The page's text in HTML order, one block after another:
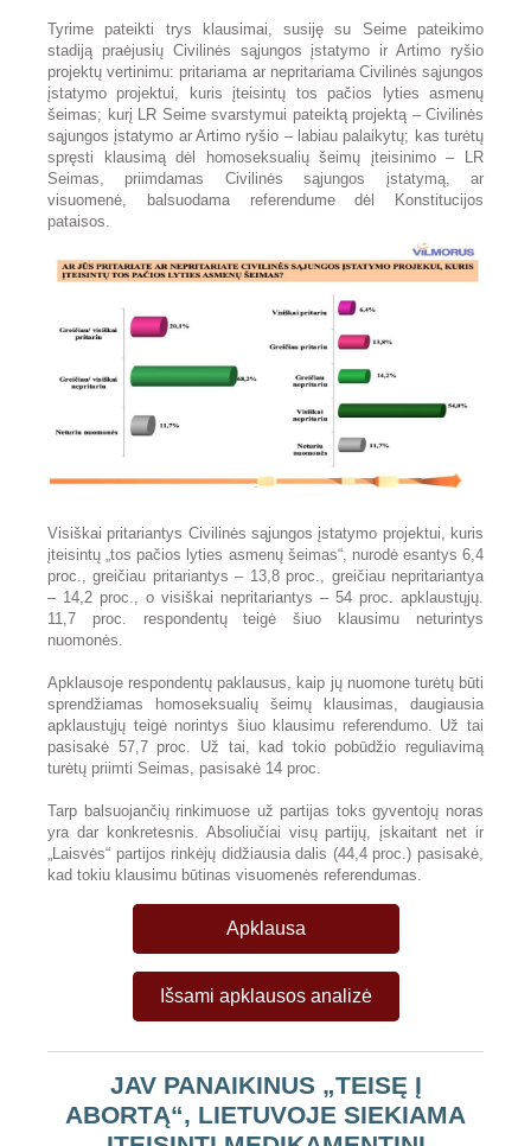
Tyrime pateikti trys klausimai, susiję su Seime pateikimo
stadiją praėjusių Civilinės sąjungos įstatymo ir Artimo ryšio
projektų vertinimu: pritariama ar nepritariama Civilinės sąjungos
įstatymo projektui, kuris įteisintų tos pačios lyties asmenų
šeimas; kurį LR Seime svarstymui pateiktą projektą – Civilinės
sąjungos įstatymo ar Artimo ryšio – labiau palaikytų; kas turėtų
spręsti klausimą dėl homoseksualių šeimų įteisinimo – LR
Seimas, priimdamas Civilinės sąjungos įstatymą, ar
visuomenė, balsuodama referendume dėl Konstitucijos
pataisos.
Visiškai pritariantys Civilinės sąjungos įstatymo projektui, kuris
įteisintų „tos pačios lyties asmenų šeimas“, nurodė esantys 6,4
proc., greičiau pritariantys – 13,8 proc., greičiau nepritariantya
– 14,2 proc., o visiškai nepritariantys – 54 proc. apklaustųjų.
11,7 proc. respondentų teigė šiuo klausimu neturintys
nuomonės.
Apklausoje respondentų paklausus, kaip jų nuomone turėtų būti
sprendžiamas homoseksualių šeimų klausimas, daugiausia
apklaustųjų teigė norintys šiuo klausimu referendumo. Už tai
pasisakė 57,7 proc. Už tai, kad tokio pobūdžio reguliavimą
turėtų priimti Seimas, pasisakė 14 proc.
Tarp balsuojančių rinkimuose už partijas toks gyventojų noras
yra dar konkretesnis. Absoliučiai visų partijų, įskaitant net ir
„Laisvės“ partijos rinkėjų didžiausia dalis (44,4 proc.) pasisakė,
kad tokiu klausimu būtinas visuomenės referendumas.
Apklausa
Išsami apklausos analizė
JAV PANAIKINUS „TEISĘ Į
ABORTĄ“, LIETUVOJE SIEKIAMA